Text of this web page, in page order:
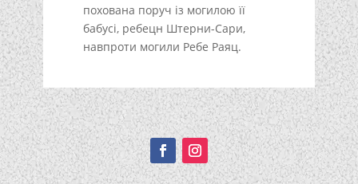
похована поруч із могилою її
бабусі, ребецн Штерни-Сари,
навпроти могили Ребе Раяц.
Подписывайтесь!